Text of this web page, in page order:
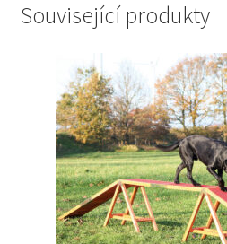
Související produkty